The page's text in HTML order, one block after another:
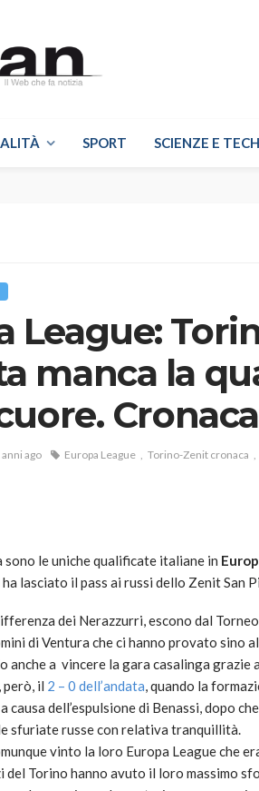
SPORT SCIENZE E TECH
League:
manca la
Cronaca
anni ago Europa League Torino-Zenit cronaca
sono le uniche qualificate italiane in
ha lasciato il pass ai russi dello Zenit San
dei Nerazzurri, escono dal
di Ventura che ci hanno provato sino
anche a vincere la gara casalinga grazie
però, il 2 – 0 dell’andata, quando la
causa dell’espulsione di Benassi, dopo
sfuriate russe con relativa tranquillità.
vinto la loro Europa League che
del Torino hanno avuto il loro massimo
tagliaerba: quale
per il tuo prato
god 1 anno ago 791